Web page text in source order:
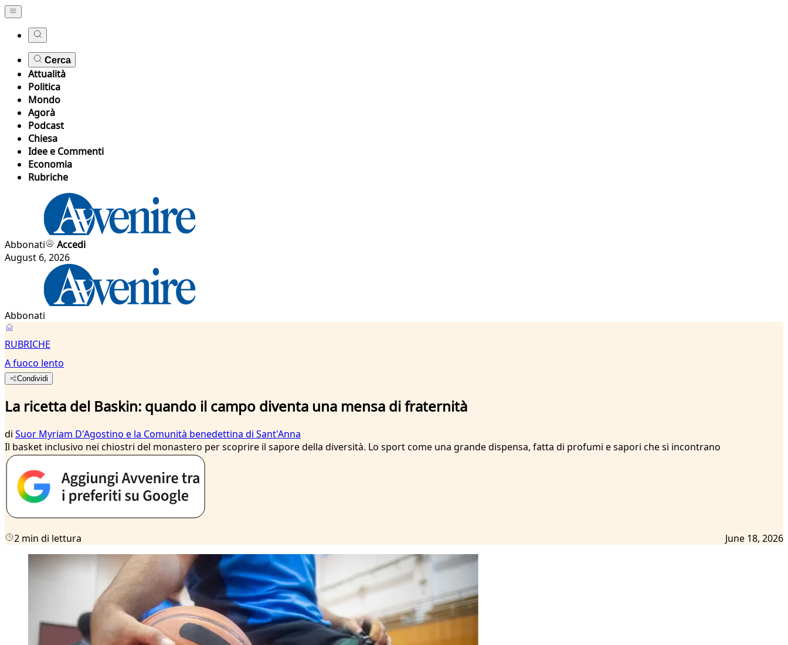
Cerca
Attualità
Politica
Mondo
Agorà
Podcast
Chiesa
Idee e Commenti
Economia
Rubriche
Abbonati
Accedi
August 6, 2026
Abbonati
RUBRICHE
A fuoco lento
Condividi
La ricetta del Baskin: quando il campo diventa una mensa di fraternità
di Suor Myriam D'Agostino e la Comunità benedettina di Sant'Anna
Il basket inclusivo nei chiostri del monastero per scoprire il sapore della diversità. Lo sport come una grande dispensa, fatta di profumi e sapori che si incontrano
2 min di lettura June 18, 2026